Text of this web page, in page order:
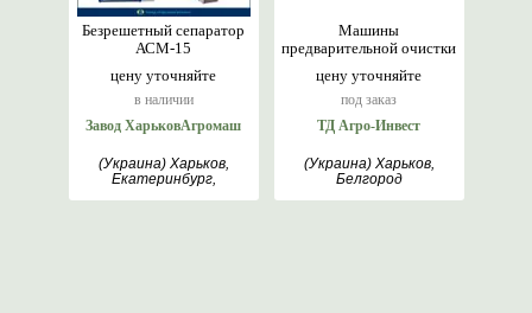
цену уточняйте
в наличии
Безрешетный сепаратор
АСМ-15
Завод ХарьковАгромаш
(Украина) Харьков,
Екатеринбург,
цену уточняйте
под заказ
Машины
предварительной очистки
ТД Агро-Инвест
(Украина) Харьков,
Белгород